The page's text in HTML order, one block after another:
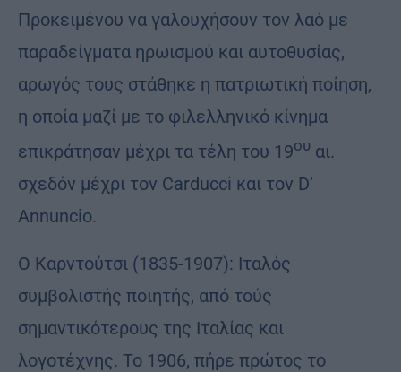
Προκειμένου να γαλουχήσουν τον λαό με
παραδείγματα ηρωισμού και αυτοθυσίας,
αρωγός τους στάθηκε η πατριωτική ποίηση,
η οποία μαζί με το φιλελληνικό κίνημα
επικράτησαν μέχρι τα τέλη του 19ου αι.
σχεδόν μέχρι τον Carducci και τον D’
Annuncio.
Ο Καρντούτσι (1835-1907): Ιταλός
συμβολιστής ποιητής, από τούς
σημαντικότερους της Ιταλίας και
λογοτέχνης. Το 1906, πήρε πρώτος το